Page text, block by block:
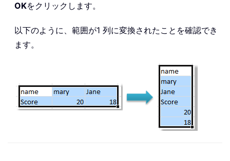
OKをクリックします。
以下のように、範囲が1 列に変換されたことを確認でき
ます。